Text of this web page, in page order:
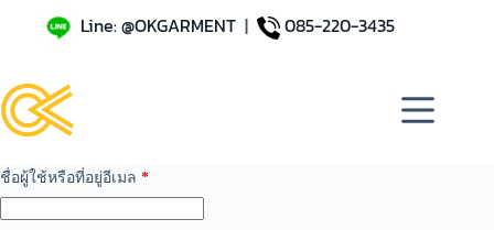
Line: @OKGARMENT| 085-220-3435
ชื่อผู้ใช้หรือที่อยู่อีเมล *